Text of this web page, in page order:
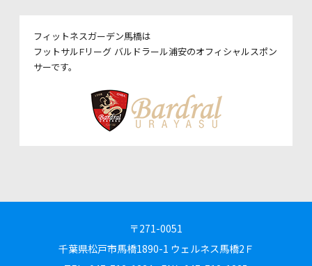
フィットネスガーデン馬橋は
フットサルFリーグ バルドラール浦安のオフィシャルスポン
サーです。
〒271-0051
千葉県松戸市馬橋1890-1 ウェルネス馬橋2Ｆ